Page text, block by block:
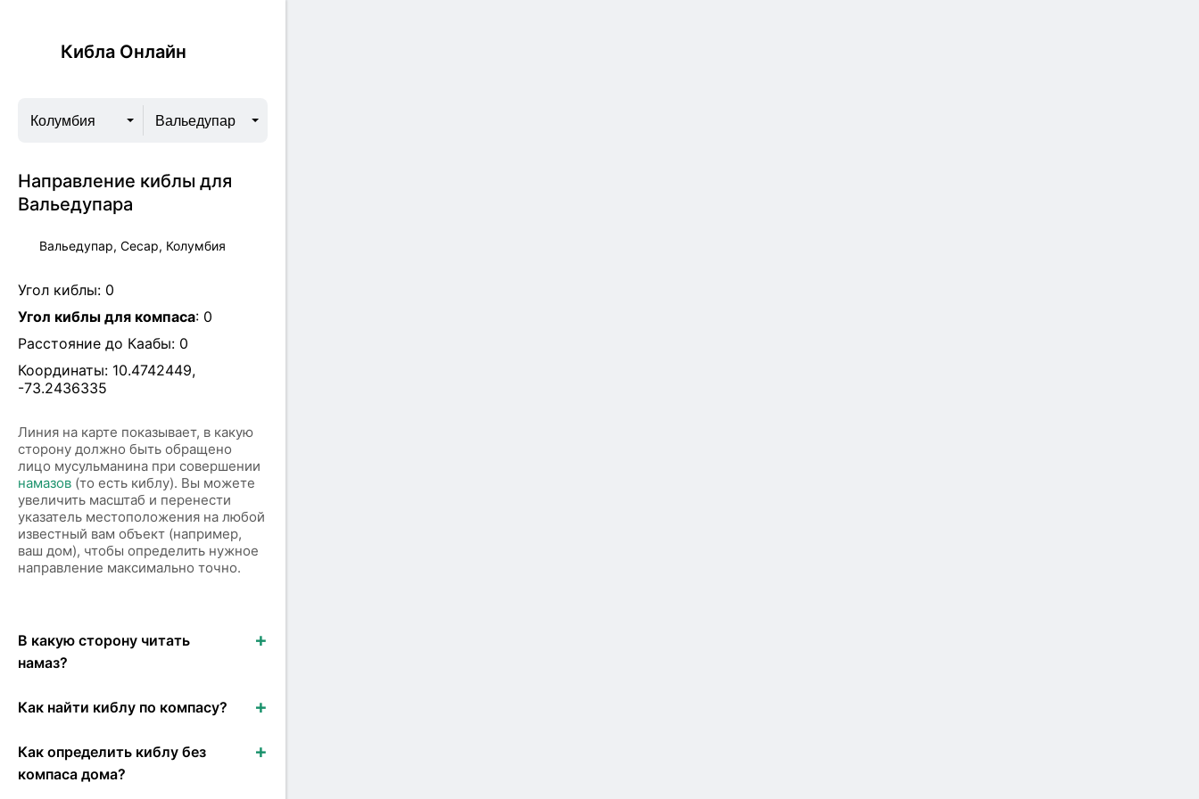
Кибла Онлайн
Колумбия Вальедупар
Направление киблы для
Вальедупара
Вальедупар, Сесар, Колумбия
Угол киблы: 0
Угол киблы для компаса: 0
Расстояние до Каабы: 0
Координаты: 10.4742449,
-73.2436335
Линия на карте показывает, в какую
сторону должно быть обращено
лицо мусульманина при совершении
намазов (то есть киблу). Вы можете
увеличить масштаб и перенести
указатель местоположения на любой
известный вам объект (например,
ваш дом), чтобы определить нужное
направление максимально точно.
В какую сторону читать
намаз?
Как найти киблу по компасу?
Как определить киблу без
компаса дома?